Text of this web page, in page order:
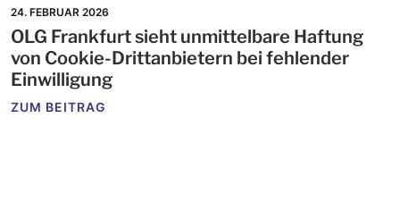
24. FEBRUAR 2026
OLG Frankfurt sieht unmittelbare Haftung
von Cookie-Drittanbietern bei fehlender
Einwilligung
ZUM BEITRAG